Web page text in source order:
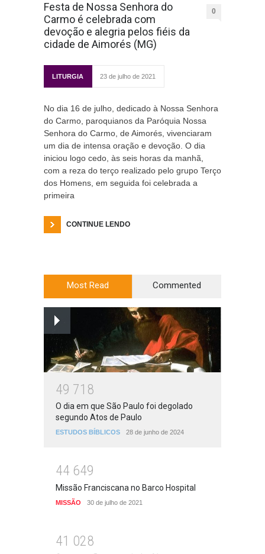
Festa de Nossa Senhora do
Carmo é celebrada com
devoção e alegria pelos fiéis da
cidade de Aimorés (MG)
0
LITURGIA 23 de julho de 2021
No dia 16 de julho, dedicado à Nossa Senhora
do Carmo, paroquianos da Paróquia Nossa
Senhora do Carmo, de Aimorés, vivenciaram
um dia de intensa oração e devoção. O dia
iniciou logo cedo, às seis horas da manhã,
com a reza do terço realizado pelo grupo Terço
dos Homens, em seguida foi celebrada a
primeira
CONTINUE LENDO
Most Read Commented
49 71 8
O dia em que São Paulo foi degolado
segundo Atos de Paulo
ESTUDOS BÍBLICOS 28 de junho de 2024
44 649
Missão Franciscana no Barco Hospital
MISSÃO 30 de julho de 2021
41 028